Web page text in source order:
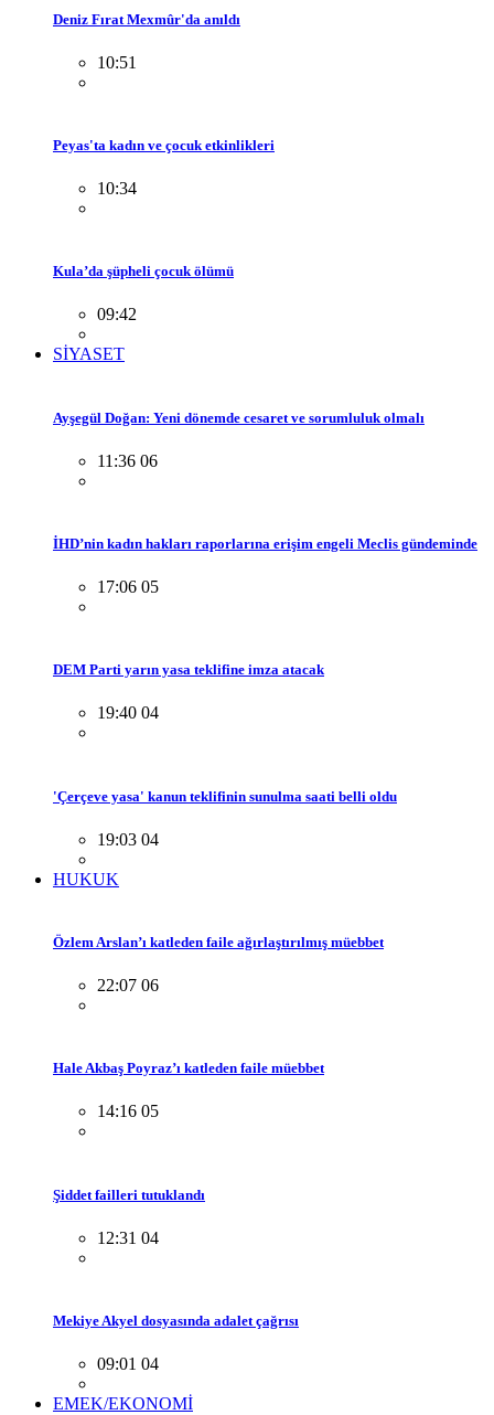
Deniz Fırat Mexmûr'da anıldı
10:51
Peyas'ta kadın ve çocuk etkinlikleri
10:34
Kula’da şüpheli çocuk ölümü
09:42
SİYASET
Ayşegül Doğan: Yeni dönemde cesaret ve sorumluluk olmalı
11:36 06
İHD’nin kadın hakları raporlarına erişim engeli Meclis gündeminde
17:06 05
DEM Parti yarın yasa teklifine imza atacak
19:40 04
'Çerçeve yasa' kanun teklifinin sunulma saati belli oldu
19:03 04
HUKUK
Özlem Arslan’ı katleden faile ağırlaştırılmış müebbet
22:07 06
Hale Akbaş Poyraz’ı katleden faile müebbet
14:16 05
Şiddet failleri tutuklandı
12:31 04
Mekiye Akyel dosyasında adalet çağrısı
09:01 04
EMEK/EKONOMİ